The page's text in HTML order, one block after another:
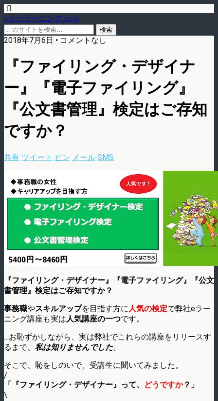
blog.eラーニング.co.jp
2018年7月6日 • コメントなし
『ファイリング・デザイナ
ー』『電子ファイリング』
『公文書管理』検定はご存知
ですか？
共有 ツイート ピン メール SMS
『ファイリング・デザイナー』『電子ファイリング』『公文
書管理』検定はご存知ですか？
事務職やスキルアップを目指す方に人気の検定で弊社eラー
ニング講座も実は人気講座の一つです。
…お恥ずかしながら、実は弊社でこれらの講座をリリースす
るまで、 私は知りませんでした。
そこで、恥をしのいで、受講生に聞いてみました。
/
「『ファイリング・デザイナー』って、
どうですか？」
\